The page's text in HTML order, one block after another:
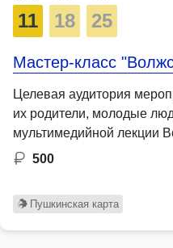
11 18 25
Мастер-класс
Целевая аудитория
их родители, молодые
мультимедийной лекции
500
Пушкинская карта